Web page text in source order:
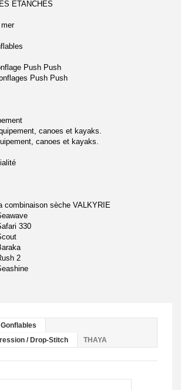
ETANCHES
Push Push
Push Push
canoes et kayaks.
canoes et kayaks.
combinaison sèche VALKYRIE
330
2
/ Drop-Stitch
THAYA